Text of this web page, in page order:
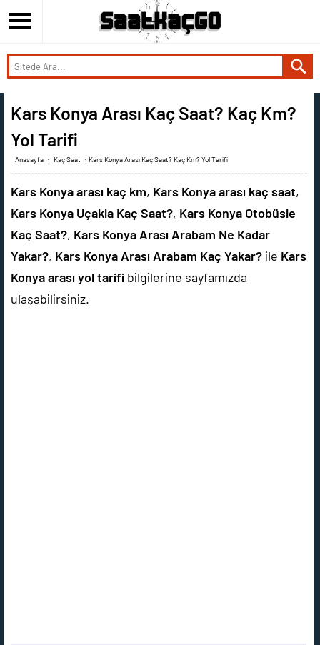
Kars Konya Arası Kaç Saat? Kaç Km?
Yol Tarifi
Anasayfa › Kaç Saat › Kars Konya Arası Kaç Saat? Kaç Km? Yol Tarifi
Kars Konya arası kaç km, Kars Konya arası kaç saat,
Kars Konya Uçakla Kaç Saat?, Kars Konya Otobüsle
Kaç Saat?, Kars Konya Arası Arabam Ne Kadar
Yakar?, Kars Konya Arası Arabam Kaç Yakar? ile Kars
Konya arası yol tarifi bilgilerine sayfamızda
ulaşabilirsiniz.